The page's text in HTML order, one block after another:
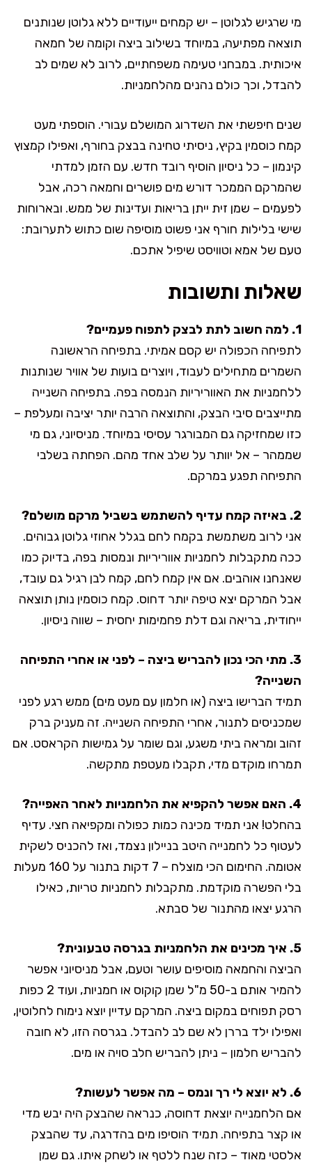
מי שרגיש לגלוטן – יש קמחים ייעודיים ללא גלוטן שנותנים
תוצאה מפתיעה, במיוחד בשילוב ביצה וקומה של חמאה
איכותית. במבחני טעימה משפחתיים, לרוב לא שמים לב
להבדל, וכך כולם נהנים מהלחמניות.
שנים חיפשתי את השדרוג המושלם עבורי. הוספתי מעט
קמח כוסמין בקיץ, ניסיתי טחינה בבצק בחורף, ואפילו קמצוץ
קינמון – כל ניסיון הוסיף רובד חדש. עם הזמן למדתי
שהמרקם הממכר דורש מים פושרים וחמאה רכה, אבל
לפעמים – שמן זית ייתן בריאות ועדינות של ממש. ובארוחות
שישי בלילות חורף אני פשוט מוסיפה שום כתוש לתערובת:
טעם של אמא וטוויסט שיפיל אתכם.
שאלות ותשובות
1. למה חשוב לתת לבצק לתפוח פעמיים?
לתפיחה הכפולה יש קסם אמיתי. בתפיחה הראשונה
השמרים מתחילים לעבוד, ויוצרים בועות של אוויר שנותנות
ללחמניות את האווריריות הנמסה בפה. בתפיחה השנייה
מתייצבים סיבי הבצק, והתוצאה הרבה יותר יציבה ומעלפת –
כזו שמחזיקה גם המבורגר עסיסי במיוחד. מניסיוני, גם מי
שממהר – אל יוותר על שלב אחד מהם. הפחתה בשלבי
התפיחה תפגע במרקם.
2. באיזה קמח עדיף להשתמש בשביל מרקם מושלם?
אני לרוב משתמשת בקמח לחם בגלל אחוזי גלוטן גבוהים.
ככה מתקבלות לחמניות אווריריות ונמסות בפה, בדיוק כמו
שאנחנו אוהבים. אם אין קמח לחם, קמח לבן רגיל גם עובד,
אבל המרקם יצא טיפה יותר דחוס. קמח כוסמין נותן תוצאה
ייחודית, בריאה וגם דלת פחמימות יחסית – שווה ניסיון.
3. מתי הכי נכון להבריש ביצה – לפני או אחרי התפיחה
השנייה?
תמיד הברישו ביצה (או חלמון עם מעט מים) ממש רגע לפני
שמכניסים לתנור, אחרי התפיחה השנייה. זה מעניק ברק
זהוב ומראה ביתי משגע, וגם שומר על גמישות הקראסט. אם
תמרחו מוקדם מדי, תקבלו מעטפת מתקשה.
4. האם אפשר להקפיא את הלחמניות לאחר האפייה?
בהחלט! אני תמיד מכינה כמות כפולה ומקפיאה חצי. עדיף
לעטוף כל לחמנייה היטב בניילון נצמד, ואז להכניס לשקית
אטומה. החימום הכי מוצלח – 7 דקות בתנור על 160 מעלות
בלי הפשרה מוקדמת. מתקבלות לחמניות טריות, כאילו
הרגע יצאו מהתנור של סבתא.
5. איך מכינים את הלחמניות בגרסה טבעונית?
הביצה והחמאה מוסיפים עושר וטעם, אבל מניסיוני אפשר
להמיר אותם ב-50 מ"ל שמן קוקוס או חמניות, ועוד 2 כפות
רסק תפוחים במקום ביצה. המרקם עדיין יוצא נימוח לחלוטין,
ואפילו ילד בררן לא שם לב להבדל. בגרסה הזו, לא חובה
להבריש חלמון – ניתן להבריש חלב סויה או מים.
6. לא יוצא לי רך ונמס – מה אפשר לעשות?
אם הלחמנייה יוצאת דחוסה, כנראה שהבצק היה יבש מדי
או קצר בתפיחה. תמיד הוסיפו מים בהדרגה, עד שהבצק
אלסטי מאוד – כזה שנח ללטף או לשחק איתו. גם שמן